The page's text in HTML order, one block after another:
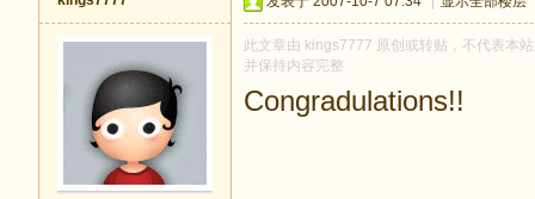
此文章由 kings7777 原创或转贴，不代表本
并保持内容完整
Congradulations!!